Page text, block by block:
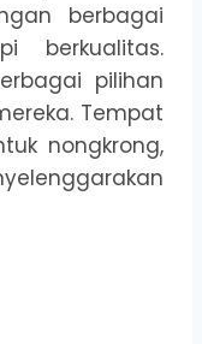
berbagai
berkualitas.
pilihan
Tempat
nongkrong,